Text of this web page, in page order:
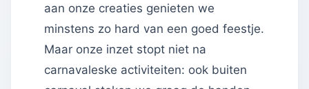
aan onze creaties genieten we
minstens zo hard van een goed feestje.
Maar onze inzet stopt niet na
carnavaleske activiteiten: ook buiten